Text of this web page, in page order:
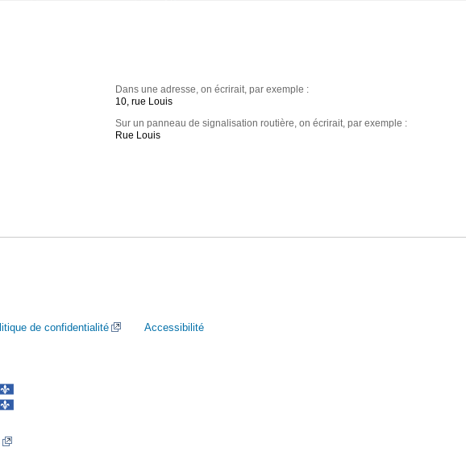
Dans une adresse, on écrirait, par exemple :
10, rue Louis
Sur un panneau de signalisation routière, on écrirait, par exemple :
Rue Louis
de confidentialité Accessibilité